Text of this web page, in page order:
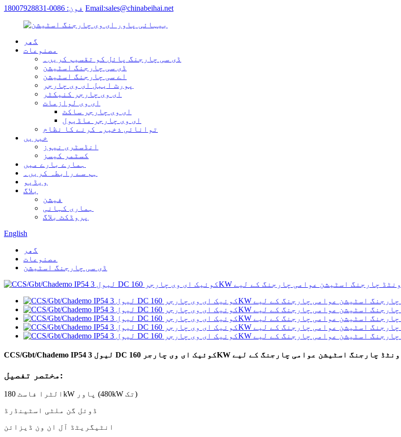
فون: 0086-18007928831 Email:sales@chinabeihai.net
گھر
مصنوعات
ڈی سی چارجنگ پائل کو تقسیم کریں۔
ڈی سی چارجنگ اسٹیشن
اے سی چارجنگ اسٹیشن
پورٹ ایبل ای وی چارجر
ای وی چارجر کنیکٹر
ای وی لوازمات
ای وی چارجر ساکٹ
ای وی چارجر ماڈیول
توانائی ذخیرہ کرنے کا نظام
خبریں
انڈسٹری نیوز
کسٹمر کیسز
ہمارے بارے میں
ہم سے رابطہ کریں۔
ویڈیو
بلاگ
فیشن
ہماری کہانی
پروڈکٹ بلاگ
English
گھر
مصنوعات
ڈی سی چارجنگ اسٹیشن
مختصر تفصیل:
الٹرا فاسٹ 180kW پاور (480kW تک)
ڈوئل گن ملٹی اسٹینڈرڈ
انٹیگریٹڈ آل ان ون ڈیزائن